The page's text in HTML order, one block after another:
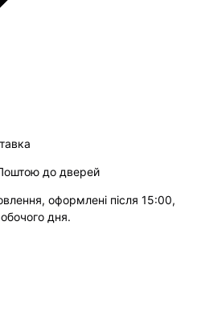
до дверей
оформлені після 15:00,
дня.